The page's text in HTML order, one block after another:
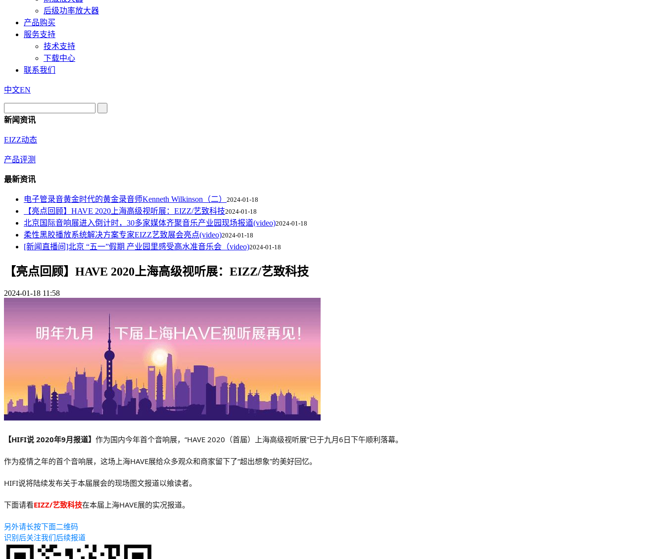
后级功率放大器
产品购买
服务支持
技术支持
下载中心
联系我们
中文EN
新闻资讯
EIZZ动态
产品评测
最新资讯
电子管录音黄金时代的黄金录音师Kenneth Wilkinson（二） 2024-01-18
【亮点回顾】HAVE 2020上海高级视听展：EIZZ/艺致科技2024-01-18
北京国际音响展进入倒计时，30多家媒体齐聚音乐产业园现场报道(video)2024-01-18
柔性黑胶播放系统解决方案专家EIZZ艺致展会亮点(video)2024-01-18
[新闻直播间]北京 “五一”假期 产业园里感受高水准音乐会（video)2024-01-18
【亮点回顾】HAVE 2020上海高级视听展：EIZZ/艺致科技
2024-01-18 11:58
【HIFI说 2020年9月报道】 作为国内今年首个音响展，“HAVE 2020（首届）上海高级视听展”已于九月6日下午顺利落幕。
作为疫情之年的首个音响展，这场上海HAVE展给众多观众和商家留下了“超出想象”的美好回忆。
HIFI说将陆续发布关于本届展会的现场图文报道以飨读者。
下面请看EIZZ/艺致科技在本届上海HAVE展的实况报道。
另外请长按下面二维码
识别后关注我们后续报道